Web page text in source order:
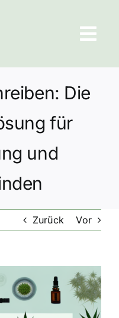
Die
für
und
Zurück Vor